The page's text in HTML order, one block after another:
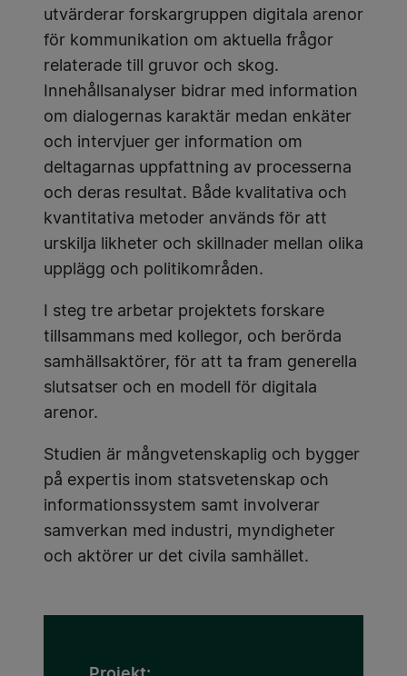
utvärderar forskargruppen digitala arenor
för kommunikation om aktuella frågor
relaterade till gruvor och skog.
Innehållsanalyser bidrar med information
om dialogernas karaktär medan enkäter
och intervjuer ger information om
deltagarnas uppfattning av processerna
och deras resultat. Både kvalitativa och
kvantitativa metoder används för att
urskilja likheter och skillnader mellan olika
upplägg och politikområden.
I steg tre arbetar projektets forskare
tillsammans med kollegor, och berörda
samhällsaktörer, för att ta fram generella
slutsatser och en modell för digitala
arenor.
Studien är mångvetenskaplig och bygger
på expertis inom statsvetenskap och
informationssystem samt involverar
samverkan med industri, myndigheter
och aktörer ur det civila samhället.